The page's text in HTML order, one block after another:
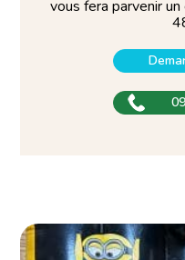
vous fera parvenir